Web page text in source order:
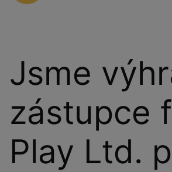
Jsme
zástupce
Play Ltd.